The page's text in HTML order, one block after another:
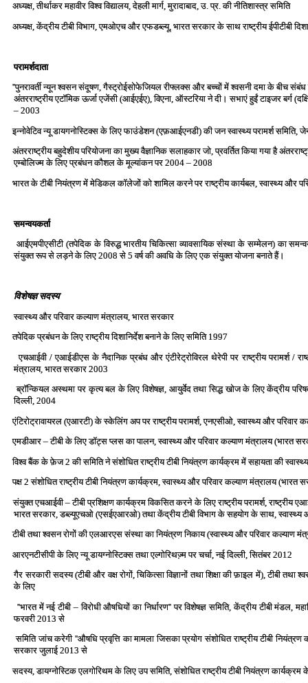
अध्‍यक्ष, तीर्थाकर महावीर विश्‍व विद्यालय, देहली मार्ग, मुरादाबाद, उ. प्र. की नीतिशास्‍त्र समिति
अध्‍यक्ष, केंद्रीय टीबी विभाग, एमओएच और एफडब्‍ल्‍यू, भारत सरकार के साथ राष्‍ट्रीय ईपीटीबी
परामर्शदाता
''पुनरावर्ती न्‍यून श्‍वसन संदूषण, गैस्‍ट्रोईसोफेजियल रीफ्लक्‍स और बच्‍चों में श्‍वसनी दमा के बीच संबंध
अंतरराष्‍ट्रीय एटॉमिक ऊर्जा एजेंसी (आईएईए), विएना, ऑस्‍टरिया ने दी। सभाएं हुईं टाइजर बर्ग
– 2003
इन्‍नोवेटिव न्‍यू डायगनोस्टिक्‍स के लिए फाउंडेशन (एफ़आईएनडी) की जन स्‍वास्‍थ्‍य परामर्श समिति,
अंतरराष्‍ट्रीय बहुदेशीय परियोजना का मुख्‍य वैज्ञानिक सलाहकार जो, प्रवर्तित किया गया है
एम्‍बोलिज्‍म के लिए प्रबंधन कौशल के मूल्‍यांकन पर 2004 – 2008
भारत के टीबी नियंत्रण में मेडिकल कॉलेजों को शामिल करने पर राष्‍ट्रीय कार्यबल, स्‍वास्‍थ्‍य और
समन्‍वयकर्ता
आईएमपीएसीटी (तपेदिक के विरुद्ध भारतीय चिकित्‍सा व्‍यावसायिक संस्‍था के सम्‍मेलन) का
संयुक्‍त रूप से लड़ने के लिए 2008 से 5 वर्ष की अवधि के लिए एक संयुक्‍त योजना बनाते हैं।
विशेषज्ञ सदस्‍य
स्‍वास्‍थ्‍य और परिवार कल्‍याण मंत्रालय, भारत सरकार
तपेदिक प्रबंधन के लिए राष्‍ट्रीय दिशानिर्देश बनाने के लिए समिति 1997
एचआईवी / एआईडीएस के नैदानिक प्रबंध और एंटीरेट्रोविरल थेरेपी पर राष्‍ट्रीय परामर्श /
मंत्रालय, भारत सरकार 2003
ब्रॉन्कियल अस्‍थमा पर कृत्‍य बल के लिए विशेषज्ञ, आयुर्वेद तथा सिद्ध खोज के लिए केंद्रीय
दिल्‍ली, 2004
एंटिरोट्रावायरल (एआरटी) के स्‍केलिंग अप पर राष्‍ट्रीय परामर्श, एनएसीओ, स्‍वास्‍थ्‍य और
एमडीआर – टीबी के लिए डॉट्स प्‍लस का पालन, स्‍वास्‍थ्‍य और परिवार कल्‍याण मंत्रालय (भारत
विश्‍व बैंक के फ़ेज 2 की समिति ने संशोधित राष्‍ट्रीय टीबी नियंत्रण कार्यक्रम में सहायता की
पक्ष 2 संशोधित राष्‍ट्रीय टीबी नियंत्रण कार्यक्रम, स्‍वास्‍थ्‍य और परिवार कल्‍याण मंत्रालय (भारत
संयुक्‍त एचआईवी – टीबी प्रशिक्षण कार्यक्रम विकसित करने के लिए राष्‍ट्रीय परामर्श, राष्‍ट्रीय
भारत सरकार, डब्‍ल्‍यूएचओ (एसईएआरओ) तथा केंद्रीय टीबी विभाग के सहयोग के साथ, स्‍वास्‍थ्‍य
टीबी तथा श्‍वसन रोगों की एलआरएस संस्‍था का नियंत्रण निकाय (स्‍वास्‍थ्‍य और परिवार कल्‍याण
आरएनटीसीपी के लिए न्‍यू डायग्‍नोस्टिक्‍स तथा एल्‍गोरिथज्‍़म पर चर्चा, नई दिल्‍ली, सितंबर 2012
गैर सरकारी सदस्‍य (टीबी और वक्ष रोगों, चिकित्‍सा विज्ञानों तथा शिक्षा की फ़ाइल में), टीबी
के लिए
''भारत में नई टीबी – विरोधी औषधियों का निर्धारण'' पर विशेषज्ञ समिति, केंद्रीय टीबी मंडल,
फरवरी 2013 से
समिति जांच करेगी ''औषधि प्रवृत्ति का मामला जिसका प्रयोग संशोधित राष्‍ट्रीय टीबी
सरकार जुलाई 2013 से
सदस्‍य, डायग्‍नोस्टिक एलगोरिथम के लिए उप समिति, संशोधित राष्‍ट्रीय टीबी नियंत्रण